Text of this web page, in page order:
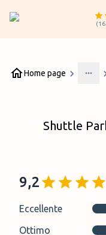
(
Home page
More
Shuttle
9,2
Eccellente
Ottimo